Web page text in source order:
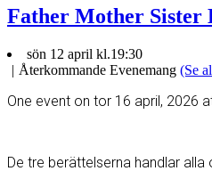
Father Mother Sister
sön 12 april kl.19:30
| Återkommande Evenemang (Se
One event on tor 16 april, 2026
De tre berättelserna handlar